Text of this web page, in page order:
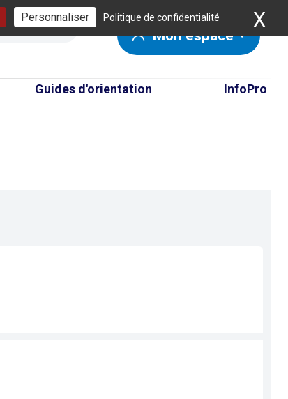
Personnaliser Politique de confidentialité X
Mon espace
Guides d'orientation InfoPro